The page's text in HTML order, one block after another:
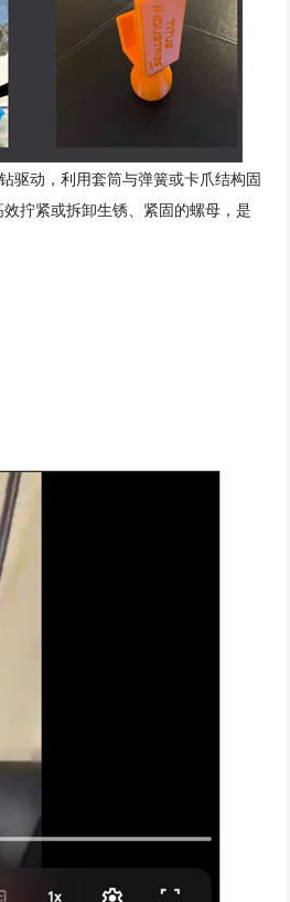
驱动，利用套筒与弹簧或卡爪结构固
拧紧或拆卸生锈、紧固的螺母，是